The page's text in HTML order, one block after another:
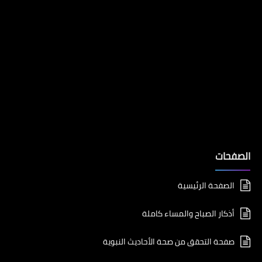
الصفحات
الصفحة الرئيسية
أذكار الصباح والمساء كاملة
صفحة التحقق من صحة الأحاديث النبوية